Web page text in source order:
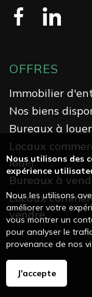
OFFRES
Immobilier
Nos biens
Bureaux à louer
Locaux
louer
Bureaux à
Locaux
vendre
Nous utilisons des
expérience
Nous les utilisons
améliorer votre
vous montrer un
pour analyser le
provenance de nos
J'accepte